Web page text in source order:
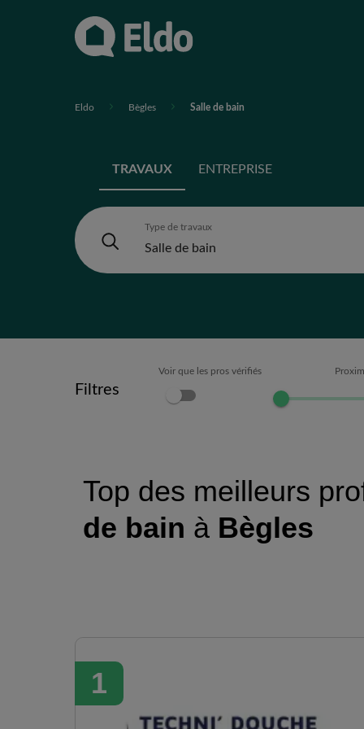
Eldo Bègles Salle de bain
TRAVAUX ENTREPRISE
Type de travaux
Filtres
Voir que les pros vérifiés
Top des meilleurs
de bain à Bègles
1